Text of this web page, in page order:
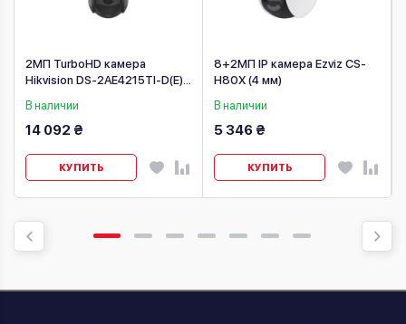
2МП TurboHD камера
Hikvision DS-2AE4215TI-D(E)
В наличии
14 092 ₴
КУПИТЬ
8+2МП IP камера Ezviz CS-
H80X (4 мм)
В наличии
5 346 ₴
КУПИТЬ